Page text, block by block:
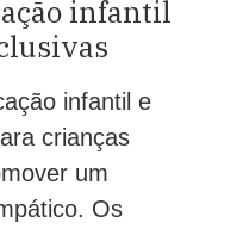
infantil
infantil e
crianças
um
Os